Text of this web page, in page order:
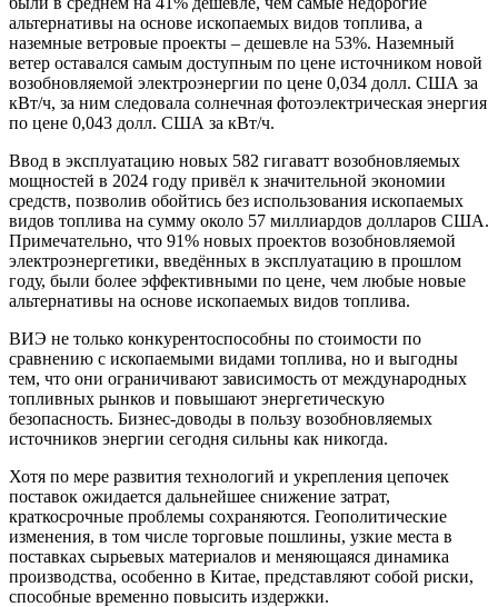
альтернативы на основе ископаемых видов топлива, а
наземные ветровые проекты – дешевле на 53%. Наземный
ветер оставался самым доступным по цене источником новой
возобновляемой электроэнергии по цене 0,034 долл. США за
кВт/ч, за ним следовала солнечная фотоэлектрическая энергия
по цене 0,043 долл. США за кВт/ч.
Ввод в эксплуатацию новых 582 гигаватт возобновляемых
мощностей в 2024 году привёл к значительной экономии
средств, позволив обойтись без использования ископаемых
видов топлива на сумму около 57 миллиардов долларов США.
Примечательно, что 91% новых проектов возобновляемой
электроэнергетики, введённых в эксплуатацию в прошлом
году, были более эффективными по цене, чем любые новые
альтернативы на основе ископаемых видов топлива.
ВИЭ не только конкурентоспособны по стоимости по
сравнению с ископаемыми видами топлива, но и выгодны
тем, что они ограничивают зависимость от международных
топливных рынков и повышают энергетическую
безопасность. Бизнес-доводы в пользу возобновляемых
источников энергии сегодня сильны как никогда.
Хотя по мере развития технологий и укрепления цепочек
поставок ожидается дальнейшее снижение затрат,
краткосрочные проблемы сохраняются. Геополитические
изменения, в том числе торговые пошлины, узкие места в
поставках сырьевых материалов и меняющаяся динамика
производства, особенно в Китае, представляют собой риски,
способные временно повысить издержки.